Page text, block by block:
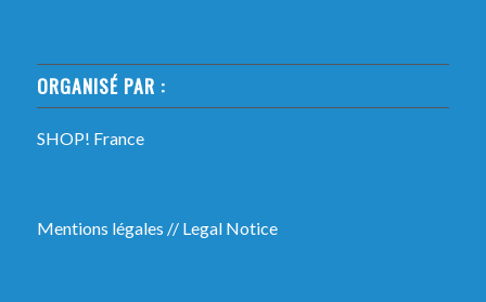
ORGANISÉ PAR :
SHOP! France
Mentions légales // Legal Notice